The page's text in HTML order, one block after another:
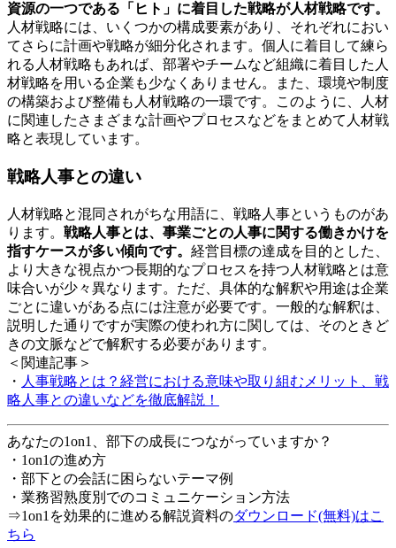
資源の一つである「ヒト」に着目した戦略が人材戦略です。
人材戦略には、いくつかの構成要素があり、それぞれにおい
てさらに計画や戦略が細分化されます。個人に着目して練ら
れる人材戦略もあれば、部署やチームなど組織に着目した人
材戦略を用いる企業も少なくありません。また、環境や制度
の構築および整備も人材戦略の一環です。このように、人材
に関連したさまざまな計画やプロセスなどをまとめて人材戦
略と表現しています。
戦略人事との違い
人材戦略と混同されがちな用語に、戦略人事というものがあ
ります。 戦略人事とは、事業ごとの人事に関する働きかけを
指すケースが多い傾向です。 経営目標の達成を目的とした、
より大きな視点かつ長期的なプロセスを持つ人材戦略とは意
味合いが少々異なります。ただ、具体的な解釈や用途は企業
ごとに違いがある点には注意が必要です。一般的な解釈は、
説明した通りですが実際の使われ方に関しては、そのときど
きの文脈などで解釈する必要があります。
＜関連記事＞
・ 人事戦略とは？経営における意味や取り組むメリット、戦
略人事との違いなどを徹底解説！
あなたの1on1、部下の成長につながっていますか？
・1on1の進め方
・部下との会話に困らないテーマ例
・業務習熟度別でのコミュニケーション方法
⇒1on1を効果的に進める解説資料のダウンロード(無料)はこ
ちら